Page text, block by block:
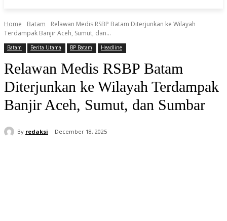
Home Batam
Relawan Medis RSBP Batam Diterjunkan ke Wilayah
Terdampak Banjir Aceh, Sumut, dan...
Batam Berita Utama BP Batam Headline
Relawan Medis RSBP Batam
Diterjunkan ke Wilayah Terdampak
Banjir Aceh, Sumut, dan Sumbar
By redaksi December 18, 2025